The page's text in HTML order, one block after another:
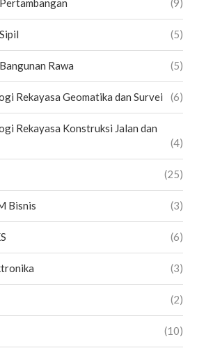
(9)
(5)
Rawa (5)
Rekayasa Geomatika dan Survei (6)
Rekayasa Konstruksi Jalan dan
(4)
(25)
Bisnis (3)
(6)
(3)
(2)
(10)